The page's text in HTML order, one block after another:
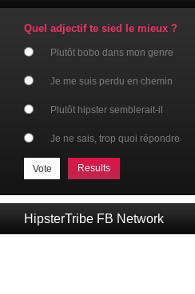
Quel adjectif te sied le mieux ?
Plutôt bobo dans mon genre
Je me suis perdu en chemin
Plutôt hipster semblerait-il
Je ne sais, trop quoi répondre
Results
HipsterTribe FB Network